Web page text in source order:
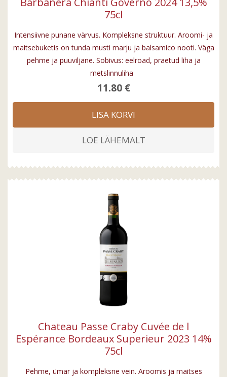
75cl
Intensiivne punane värvus. Kompleksne struktuur. Aroomi- ja
maitsebuketis on tunda musti marju ja balsamico nooti. Väga
pehme ja puuviljane. Sobivus: eelroad, praetud liha ja
metslinnuliha
11.80 €
LISA KORVI
LOE LÄHEMALT
Chateau Passe Craby Cuvée de l
Espérance Bordeaux Superieur 2023 14%
75cl
Pehme, ümar ja kompleksne vein. Aroomis ja maitses